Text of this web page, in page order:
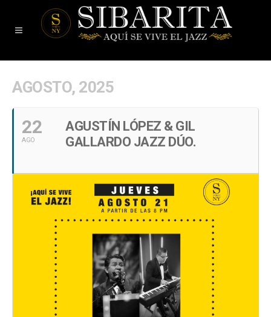
AGOSTO, 2025
22
AGO
AGUSTÍN LÓPEZ & GIL
GALLARDO JAZZ DÚO.